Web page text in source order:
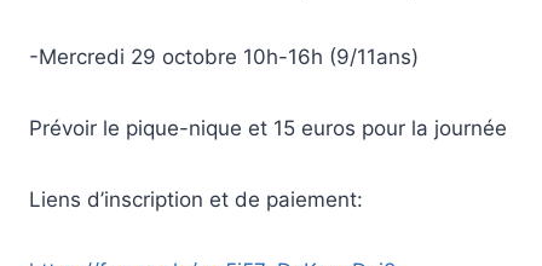
-Mercredi 29 octobre 10h-16h (9/11ans)
Prévoir le pique-nique et 15 euros pour la journée
Liens d’inscription et de paiement: